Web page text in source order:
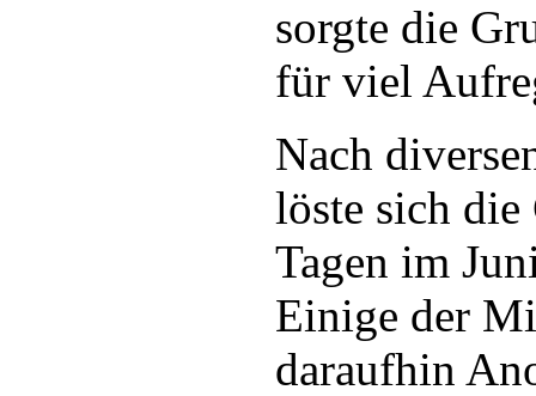
sorgte die
für viel
Nach
löste sich
Tagen im
Einige der
daraufhin